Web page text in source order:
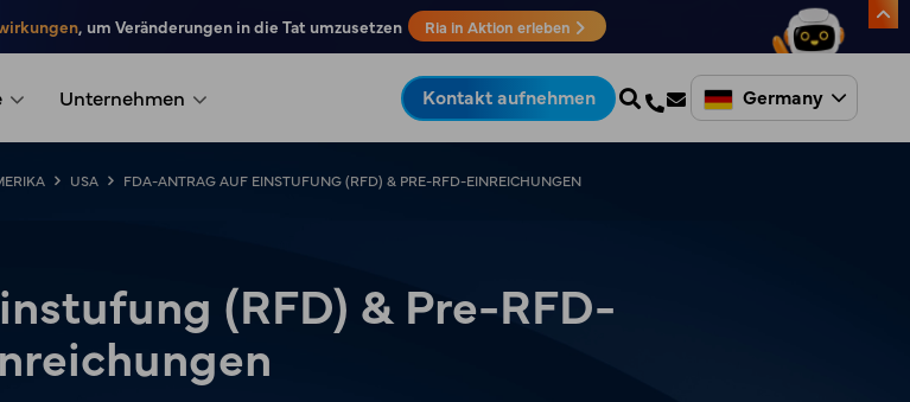
, um Veränderungen in die Tat umzusetzen Ria in Aktion erleben
Unternehmen Kontakt aufnehmen Germany
USA FDA-ANTRAG AUF EINSTUFUNG (RFD) & PRE-RFD-EINREICHUNGEN
(RFD) & Pre-RFD-